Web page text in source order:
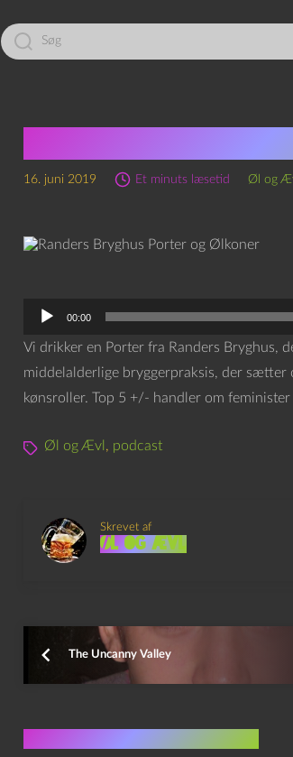
Led
efter:
16. juni 2019 Et minuts læsetid Øl og
00:00
Vi drikker en Porter fra Randers Bryghus,
middelalderlige bryggerpraksis, der sætter
kønsroller. Top 5 +/- handler om
Øl og Ævl , podcast
Skrevet af
Øl og Ævl
The Uncanny Valley